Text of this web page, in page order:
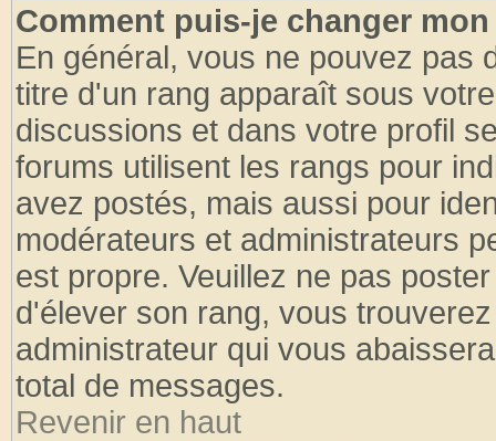
Comment puis-je changer
En général, vous ne pouvez pas
titre d'un rang apparaît sous
discussions et dans votre profil
forums utilisent les rangs pour
avez postés, mais aussi pour
modérateurs et administrateurs
est propre. Veuillez ne pas
d'élever son rang, vous
administrateur qui vous
total de messages.
Revenir en haut